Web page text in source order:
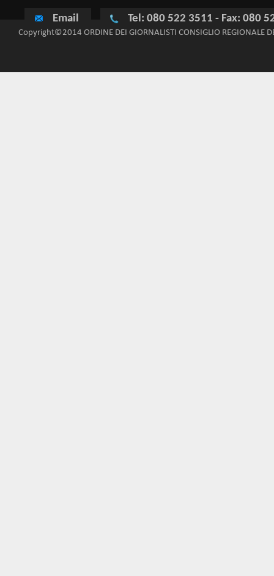
Email Tel: 080 522 3511 - Fax: 080
Copyright©2014 ORDINE DEI GIORNALISTI CONSIGLIO